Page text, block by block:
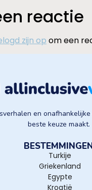
reactie
zijn op om een
en
beste keuze maakt.
Turkije
Griekenland
Egypte
Kroatië